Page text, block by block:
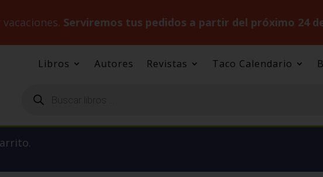
Serviremos tus pedidos a partir del próximo 24
Libros Autores Revistas Taco Calendario
productos